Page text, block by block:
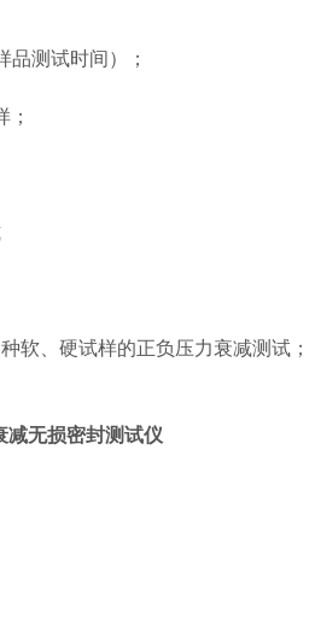
测试时间）；
软、硬试样的正负压力衰减测试；
减无损密封测试仪